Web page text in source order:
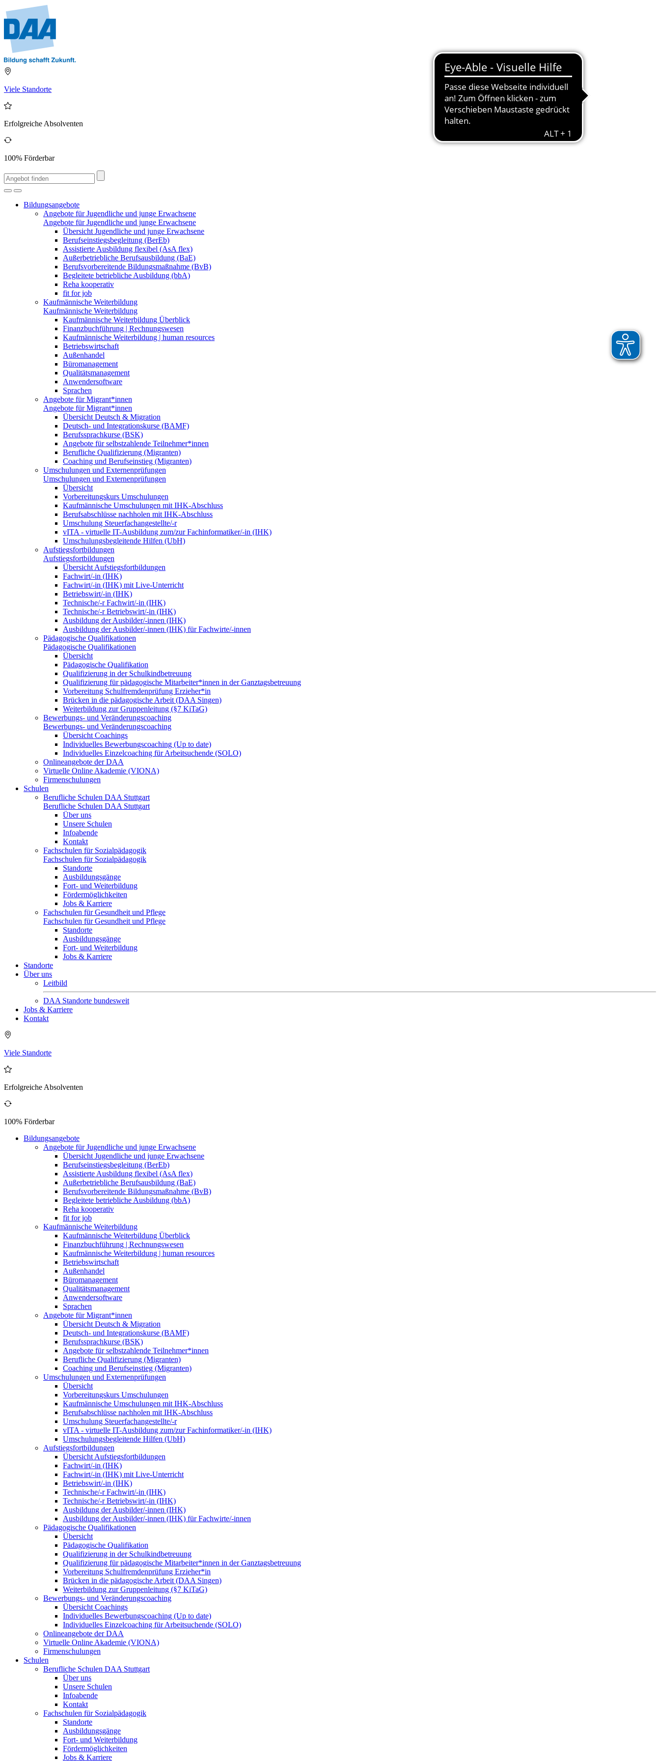
Viele Standorte
Erfolgreiche Absolventen
100% Förderbar
Bildungsangebote
Angebote für Jugendliche und junge Erwachsene
Angebote für Jugendliche und junge Erwachsene
Übersicht Jugendliche und junge Erwachsene
Berufseinstiegsbegleitung (BerEb)
Assistierte Ausbildung flexibel (AsA flex)
Außerbetriebliche Berufsausbildung (BaE)
Berufsvorbereitende Bildungsmaßnahme (BvB)
Begleitete betriebliche Ausbildung (bbA)
Reha kooperativ
fit for job
Kaufmännische Weiterbildung
Kaufmännische Weiterbildung
Kaufmännische Weiterbildung Überblick
Finanzbuchführung | Rechnungswesen
Kaufmännische Weiterbildung | human resources
Betriebswirtschaft
Außenhandel
Büromanagement
Qualitätsmanagement
Anwendersoftware
Sprachen
Angebote für Migrant*innen
Angebote für Migrant*innen
Übersicht Deutsch & Migration
Deutsch- und Integrationskurse (BAMF)
Berufssprachkurse (BSK)
Angebote für selbstzahlende Teilnehmer*innen
Berufliche Qualifizierung (Migranten)
Coaching und Berufseinstieg (Migranten)
Umschulungen und Externenprüfungen
Umschulungen und Externenprüfungen
Übersicht
Vorbereitungskurs Umschulungen
Kaufmännische Umschulungen mit IHK-Abschluss
Berufsabschlüsse nachholen mit IHK-Abschluss
Umschulung Steuerfachangestellte/-r
vITA - virtuelle IT-Ausbildung zum/zur Fachinformatiker/-in (IHK)
Umschulungsbegleitende Hilfen (UbH)
Aufstiegsfortbildungen
Aufstiegsfortbildungen
Übersicht Aufstiegsfortbildungen
Fachwirt/-in (IHK)
Fachwirt/-in (IHK) mit Live-Unterricht
Betriebswirt/-in (IHK)
Technische/-r Fachwirt/-in (IHK)
Technische/-r Betriebswirt/-in (IHK)
Ausbildung der Ausbilder/-innen (IHK)
Ausbildung der Ausbilder/-innen (IHK) für Fachwirte/-innen
Pädagogische Qualifikationen
Pädagogische Qualifikationen
Übersicht
Pädagogische Qualifikation
Qualifizierung in der Schulkindbetreuung
Qualifizierung für pädagogische Mitarbeiter*innen in der Ganztagsbetreuung
Vorbereitung Schulfremdenprüfung Erzieher*in
Brücken in die pädagogische Arbeit (DAA Singen)
Weiterbildung zur Gruppenleitung (§7 KiTaG)
Bewerbungs- und Veränderungscoaching
Bewerbungs- und Veränderungscoaching
Übersicht Coachings
Individuelles Bewerbungscoaching (Up to date)
Individuelles Einzelcoaching für Arbeitsuchende (SOLO)
Onlineangebote der DAA
Virtuelle Online Akademie (VIONA)
Firmenschulungen
Schulen
Berufliche Schulen DAA Stuttgart
Berufliche Schulen DAA Stuttgart
Über uns
Unsere Schulen
Infoabende
Kontakt
Fachschulen für Sozialpädagogik
Fachschulen für Sozialpädagogik
Standorte
Ausbildungsgänge
Fort- und Weiterbildung
Fördermöglichkeiten
Jobs & Karriere
Fachschulen für Gesundheit und Pflege
Fachschulen für Gesundheit und Pflege
Standorte
Ausbildungsgänge
Fort- und Weiterbildung
Jobs & Karriere
Standorte
Über uns
Leitbild
DAA Standorte bundesweit
Jobs & Karriere
Kontakt
Viele Standorte
Erfolgreiche Absolventen
100% Förderbar
Bildungsangebote
Angebote für Jugendliche und junge Erwachsene
Übersicht Jugendliche und junge Erwachsene
Berufseinstiegsbegleitung (BerEb)
Assistierte Ausbildung flexibel (AsA flex)
Außerbetriebliche Berufsausbildung (BaE)
Berufsvorbereitende Bildungsmaßnahme (BvB)
Begleitete betriebliche Ausbildung (bbA)
Reha kooperativ
fit for job
Kaufmännische Weiterbildung
Kaufmännische Weiterbildung Überblick
Finanzbuchführung | Rechnungswesen
Kaufmännische Weiterbildung | human resources
Betriebswirtschaft
Außenhandel
Büromanagement
Qualitätsmanagement
Anwendersoftware
Sprachen
Angebote für Migrant*innen
Übersicht Deutsch & Migration
Deutsch- und Integrationskurse (BAMF)
Berufssprachkurse (BSK)
Angebote für selbstzahlende Teilnehmer*innen
Berufliche Qualifizierung (Migranten)
Coaching und Berufseinstieg (Migranten)
Umschulungen und Externenprüfungen
Übersicht
Vorbereitungskurs Umschulungen
Kaufmännische Umschulungen mit IHK-Abschluss
Berufsabschlüsse nachholen mit IHK-Abschluss
Umschulung Steuerfachangestellte/-r
vITA - virtuelle IT-Ausbildung zum/zur Fachinformatiker/-in (IHK)
Umschulungsbegleitende Hilfen (UbH)
Aufstiegsfortbildungen
Übersicht Aufstiegsfortbildungen
Fachwirt/-in (IHK)
Fachwirt/-in (IHK) mit Live-Unterricht
Betriebswirt/-in (IHK)
Technische/-r Fachwirt/-in (IHK)
Technische/-r Betriebswirt/-in (IHK)
Ausbildung der Ausbilder/-innen (IHK)
Ausbildung der Ausbilder/-innen (IHK) für Fachwirte/-innen
Pädagogische Qualifikationen
Übersicht
Pädagogische Qualifikation
Qualifizierung in der Schulkindbetreuung
Qualifizierung für pädagogische Mitarbeiter*innen in der Ganztagsbetreuung
Vorbereitung Schulfremdenprüfung Erzieher*in
Brücken in die pädagogische Arbeit (DAA Singen)
Weiterbildung zur Gruppenleitung (§7 KiTaG)
Bewerbungs- und Veränderungscoaching
Übersicht Coachings
Individuelles Bewerbungscoaching (Up to date)
Individuelles Einzelcoaching für Arbeitsuchende (SOLO)
Onlineangebote der DAA
Virtuelle Online Akademie (VIONA)
Firmenschulungen
Schulen
Berufliche Schulen DAA Stuttgart
Über uns
Unsere Schulen
Infoabende
Kontakt
Fachschulen für Sozialpädagogik
Standorte
Ausbildungsgänge
Fort- und Weiterbildung
Fördermöglichkeiten
Jobs & Karriere